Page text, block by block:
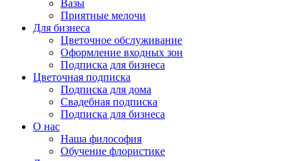
Вазы
Приятные мелочи
Для бизнеса
Цветочное обслуживание
Оформление входных зон
Подписка для бизнеса
Цветочная подписка
Подписка для дома
Свадебная подписка
Подписка для бизнеса
О нас
Наша философия
Обучение флористике